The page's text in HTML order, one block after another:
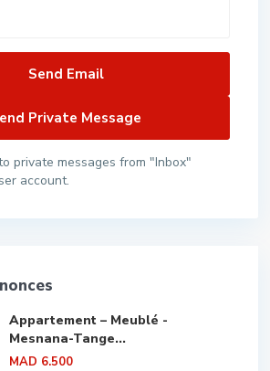
private messages from "Inbox"
account.
Appartement – Meublé -
Mesnana-Tange...
MAD 6.500